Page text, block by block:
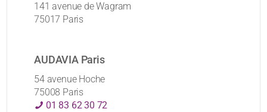
141 avenue de Wagram
75017 Paris
AUDAVIA Paris
54 avenue Hoche
75008 Paris
01 83 62 30 72